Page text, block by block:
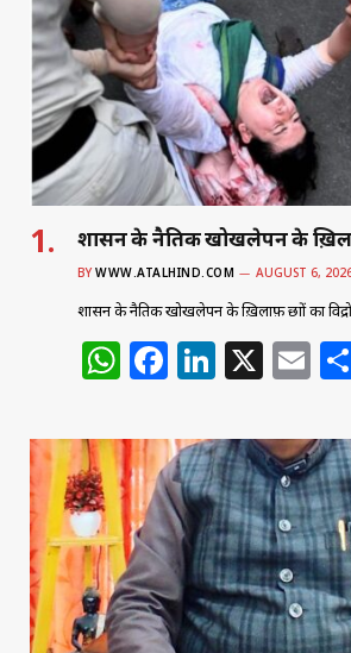
शासन के नैतिक खोखलेपन के ख़िलाफ़
BY WWW.ATALHIND.COM AUGUST 6,
शासन के नैतिक खोखलेपन के ख़िलाफ़ छात्रों का
W
at
s
A
p
p
F
c
e
b
o
o
k
Li
k
e
dI
n
X E
ai
l